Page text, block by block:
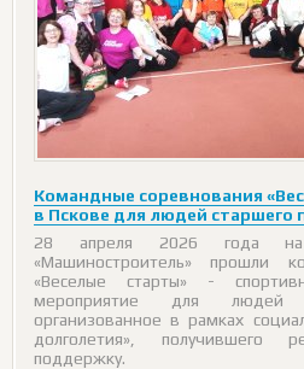
Командные соревнования
в Пскове для людей старшего
28 апреля 2026 года на
«Машиностроитель» прошли
«Веселые старты» -
мероприятие для людей
организованное в рамках
долголетия», получившего
поддержку.